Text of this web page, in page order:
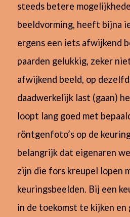
steeds betere
beeldvorming, heeft bijna
ergens een iets afwijkend
paarden gelukkig, zeker
afwijkend beeld, op
daadwerkelijk last (gaan)
loopt lang goed met
röntgenfoto’s op de
belangrijk dat eigenaren
zijn die fors kreupel lopen
keuringsbeelden. Bij een
in de toekomst te kijken en